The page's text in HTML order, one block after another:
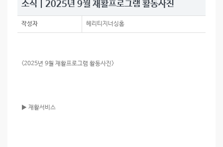
소식 | 2025년 9월 재활프로그램 활동사진
작성자 헤리티지너싱홈
<2025년 9월 재활프로그램 활동사진>
▶ 재활서비스